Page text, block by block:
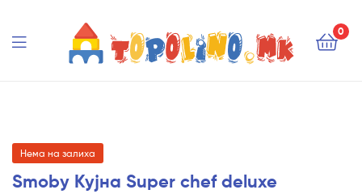
0
Нема на залиха
Smoby Кујна Super chef deluxe